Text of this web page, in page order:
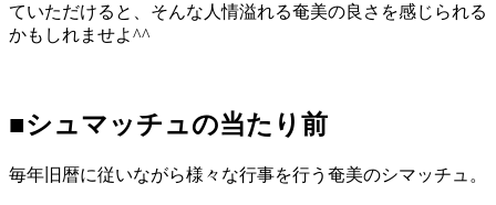
ていただけると、そんな人情溢れる奄美の良さを感じられる
かもしれませよ^^
■シュマッチュの当たり前
毎年旧暦に従いながら様々な行事を行う奄美のシマッチュ。